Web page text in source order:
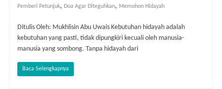
Pemberi Petunjuk, Doa Agar Diteguhkan, Memohon Hidayah
Ditulis Oleh: Mukhlisin Abu Uwais Kebutuhan hidayah adalah
kebutuhan yang pasti, tidak dipungkiri kecuali oleh manusia-
manusia yang sombong. Tanpa hidayah dari
Baca Selengkapnya